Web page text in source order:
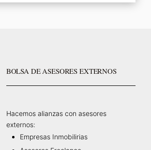
BOLSA DE ASESORES EXTERNOS
Hacemos alianzas con asesores
externos:
Empresas Inmobilirias